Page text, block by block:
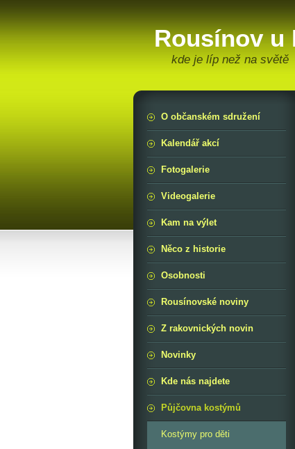
Rousínov u
kde je líp než na světě
O občanském sdružení
Kalendář akcí
Fotogalerie
Videogalerie
Kam na výlet
Něco z historie
Osobnosti
Rousínovské noviny
Z rakovnických novin
Novinky
Kde nás najdete
Půjčovna kostýmů
Kostýmy pro děti